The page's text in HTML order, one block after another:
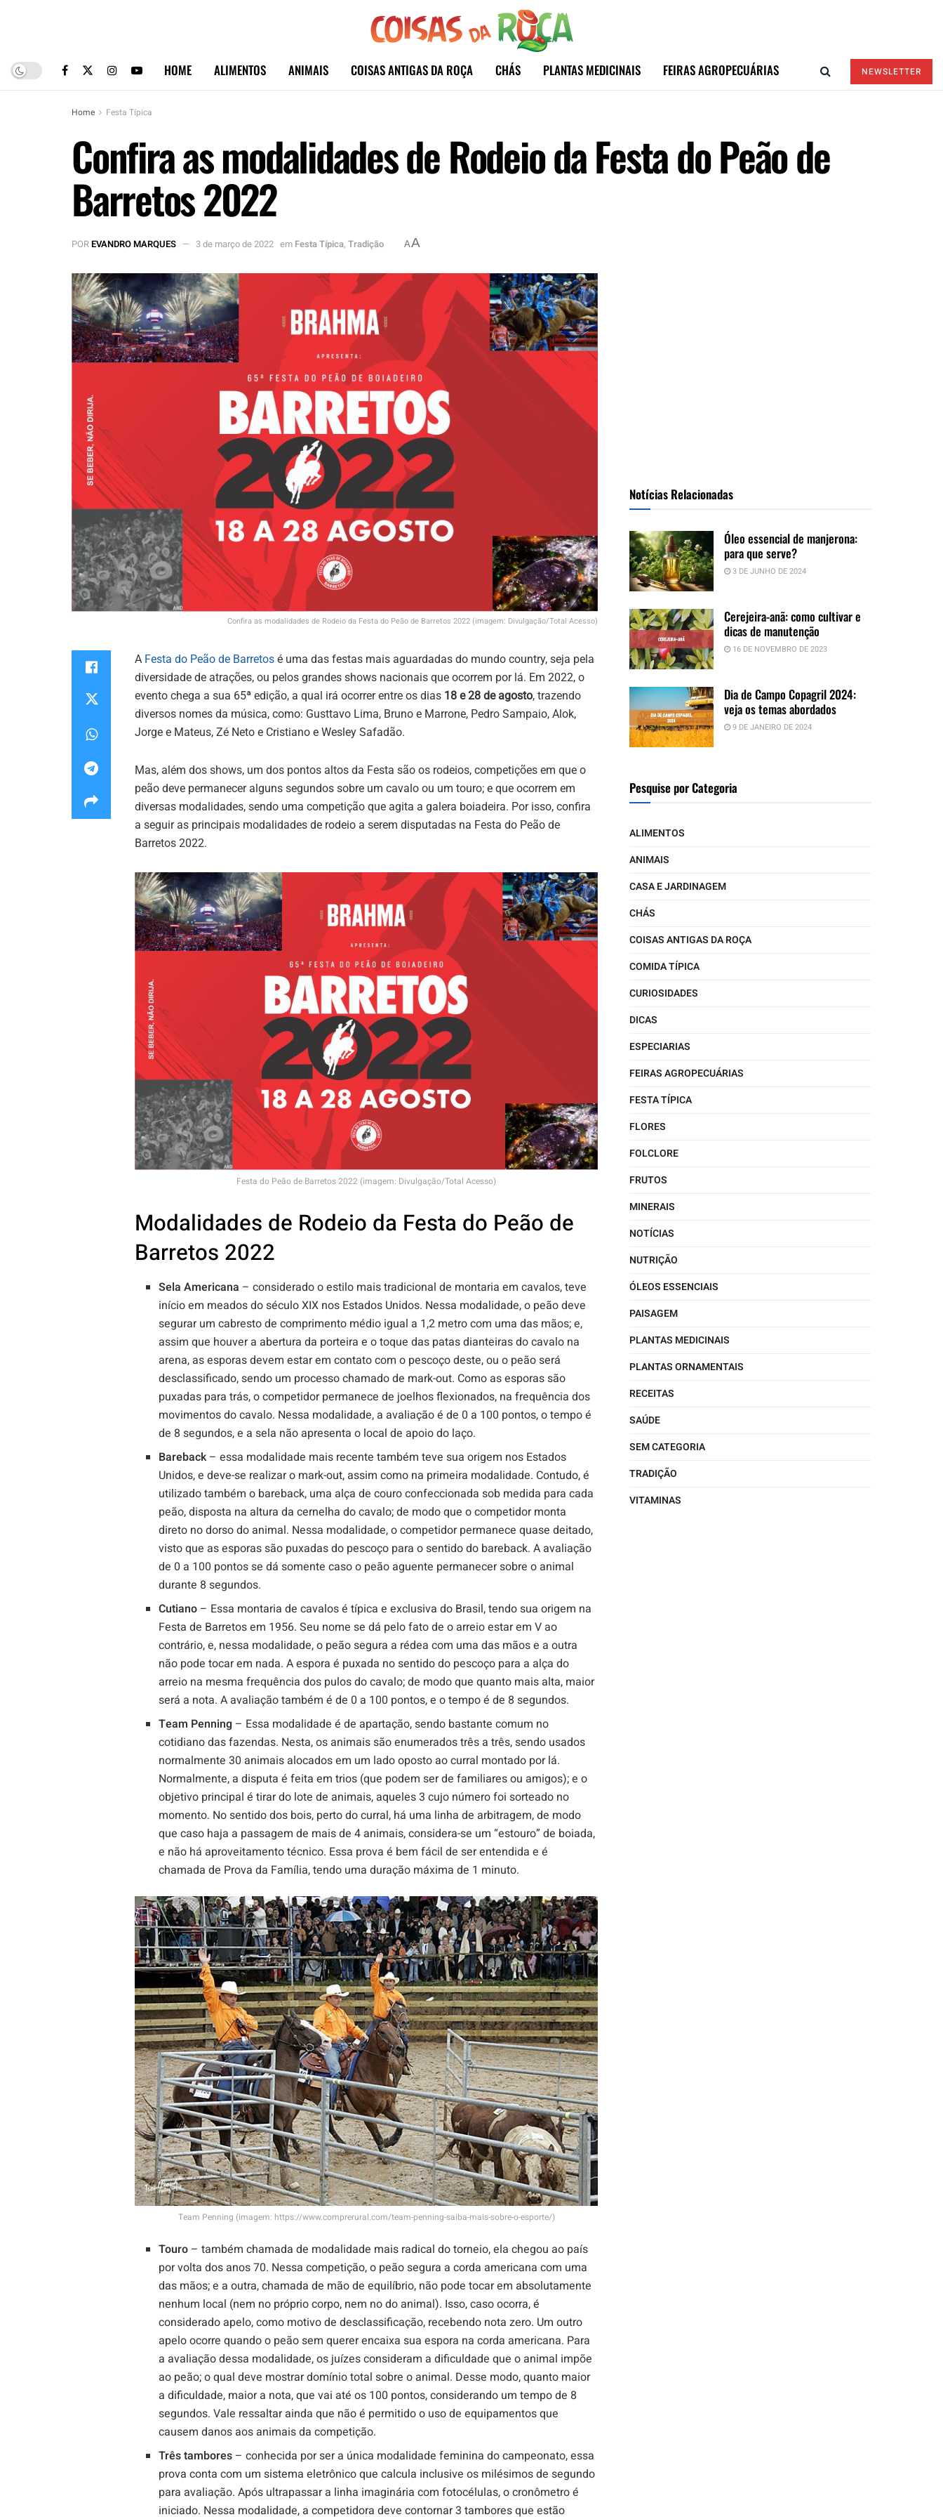
HOME ALIMENTOS ANIMAIS COISAS ANTIGAS DA ROÇA CHÁS PLANTAS MEDICINAIS FEIRAS AGROPECUÁRIAS NEWSLETTER
Home Festa Típica
Confira as modalidades de Rodeio da Festa do Peão de
Barretos 2022
POREVANDRO MARQUES 3 de março de 2022 em Festa Típica, Tradição AA
Confira as modalidades de Rodeio da Festa do Peão de Barretos 2022 (imagem: Divulgação/Total Acesso)
A Festa do Peão de Barretos é uma das festas mais aguardadas do mundo country, seja pela
diversidade de atrações, ou pelos grandes shows nacionais que ocorrem por lá. Em 2022, o
evento chega a sua 65ª edição, a qual irá ocorrer entre os dias 18 e 28 de agosto, trazendo
diversos nomes da música, como: Gusttavo Lima, Bruno e Marrone, Pedro Sampaio, Alok,
Jorge e Mateus, Zé Neto e Cristiano e Wesley Safadão.
Mas, além dos shows, um dos pontos altos da Festa são os rodeios, competições em que o
peão deve permanecer alguns segundos sobre um cavalo ou um touro; e que ocorrem em
diversas modalidades, sendo uma competição que agita a galera boiadeira. Por isso, confira
a seguir as principais modalidades de rodeio a serem disputadas na Festa do Peão de
Barretos 2022.
Festa do Peão de Barretos 2022 (imagem: Divulgação/Total Acesso)
Modalidades de Rodeio da Festa do Peão de
Barretos 2022
Sela Americana – considerado o estilo mais tradicional de montaria em cavalos, teve
início em meados do século XIX nos Estados Unidos. Nessa modalidade, o peão deve
segurar um cabresto de comprimento médio igual a 1,2 metro com uma das mãos; e,
assim que houver a abertura da porteira e o toque das patas dianteiras do cavalo na
arena, as esporas devem estar em contato com o pescoço deste, ou o peão será
desclassificado, sendo um processo chamado de mark-out. Como as esporas são
puxadas para trás, o competidor permanece de joelhos flexionados, na frequência dos
movimentos do cavalo. Nessa modalidade, a avaliação é de 0 a 100 pontos, o tempo é
de 8 segundos, e a sela não apresenta o local de apoio do laço.
Bareback– essa modalidade mais recente também teve sua origem nos Estados
Unidos, e deve-se realizar o mark-out, assim como na primeira modalidade. Contudo, é
utilizado também o bareback, uma alça de couro confeccionada sob medida para cada
peão, disposta na altura da cernelha do cavalo; de modo que o competidor monta
direto no dorso do animal. Nessa modalidade, o competidor permanece quase deitado,
visto que as esporas são puxadas do pescoço para o sentido do bareback. A avaliação
de 0 a 100 pontos se dá somente caso o peão aguente permanecer sobre o animal
durante 8 segundos.
Cutiano – Essa montaria de cavalos é típica e exclusiva do Brasil, tendo sua origem na
Festa de Barretos em 1956. Seu nome se dá pelo fato de o arreio estar em V ao
contrário, e, nessa modalidade, o peão segura a rédea com uma das mãos e a outra
não pode tocar em nada. A espora é puxada no sentido do pescoço para a alça do
arreio na mesma frequência dos pulos do cavalo; de modo que quanto mais alta, maior
será a nota. A avaliação também é de 0 a 100 pontos, e o tempo é de 8 segundos.
Team Penning – Essa modalidade é de apartação, sendo bastante comum no
cotidiano das fazendas. Nesta, os animais são enumerados três a três, sendo usados
normalmente 30 animais alocados em um lado oposto ao curral montado por lá.
Normalmente, a disputa é feita em trios (que podem ser de familiares ou amigos); e o
objetivo principal é tirar do lote de animais, aqueles 3 cujo número foi sorteado no
momento. No sentido dos bois, perto do curral, há uma linha de arbitragem, de modo
que caso haja a passagem de mais de 4 animais, considera-se um “estouro” de boiada,
e não há aproveitamento técnico. Essa prova é bem fácil de ser entendida e é
chamada de Prova da Família, tendo uma duração máxima de 1 minuto.
Team Penning (imagem: https://www.comprerural.com/team-penning-saiba-mais-sobre-o-esporte/)
Touro – também chamada de modalidade mais radical do torneio, ela chegou ao país
por volta dos anos 70. Nessa competição, o peão segura a corda americana com uma
das mãos; e a outra, chamada de mão de equilíbrio, não pode tocar em absolutamente
nenhum local (nem no próprio corpo, nem no do animal). Isso, caso ocorra, é
considerado apelo, como motivo de desclassificação, recebendo nota zero. Um outro
apelo ocorre quando o peão sem querer encaixa sua espora na corda americana. Para
a avaliação dessa modalidade, os juízes consideram a dificuldade que o animal impõe
ao peão; o qual deve mostrar domínio total sobre o animal. Desse modo, quanto maior
a dificuldade, maior a nota, que vai até os 100 pontos, considerando um tempo de 8
segundos. Vale ressaltar ainda que não é permitido o uso de equipamentos que
causem danos aos animais da competição.
Três tambores – conhecida por ser a única modalidade feminina do campeonato, essa
prova conta com um sistema eletrônico que calcula inclusive os milésimos de segundo
para avaliação. Após ultrapassar a linha imaginária com fotocélulas, o cronômetro é
iniciado. Nessa modalidade, a competidora deve contornar 3 tambores que estão
Notícias Relacionadas
Óleo essencial de manjerona:
para que serve?
3 DE JUNHO DE 2024
Cerejeira-anã: como cultivar e
dicas de manutenção
16 DE NOVEMBRO DE 2023
Dia de Campo Copagril 2024:
veja os temas abordados
9 DE JANEIRO DE 2024
Pesquise por Categoria
ALIMENTOS
ANIMAIS
CASA E JARDINAGEM
CHÁS
COISAS ANTIGAS DA ROÇA
COMIDA TÍPICA
CURIOSIDADES
DICAS
ESPECIARIAS
FEIRAS AGROPECUÁRIAS
FESTA TÍPICA
FLORES
FOLCLORE
FRUTOS
MINERAIS
NOTÍCIAS
NUTRIÇÃO
ÓLEOS ESSENCIAIS
PAISAGEM
PLANTAS MEDICINAIS
PLANTAS ORNAMENTAIS
RECEITAS
SAÚDE
SEM CATEGORIA
TRADIÇÃO
VITAMINAS